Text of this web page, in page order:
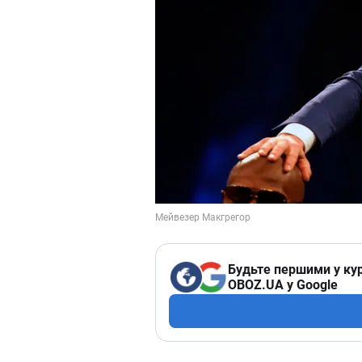
Будьте першими у
OBOZ.UA у Google